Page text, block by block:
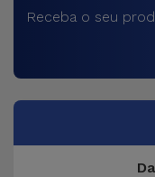
Receba o seu